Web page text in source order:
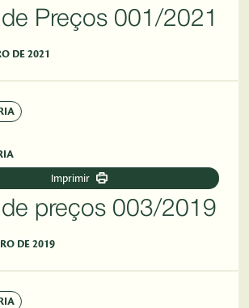
Preços 001/2021
DE 2021
Imprimir
preços 003/2019
DE 2019